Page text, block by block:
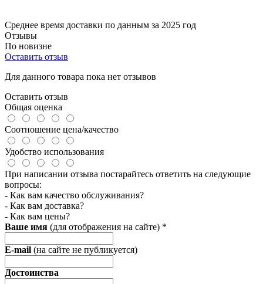
Среднее время доставки по данным за 2025 год
Отзывы
По новизне
Оставить отзыв
Для данного товара пока нет отзывов
Оставить отзыв
Общая оценка
Соотношение цена/качество
Удобство использования
При написании отзыва постарайтесь ответить на следующие
вопросы:
- Как вам качество обслуживания?
- Как вам доставка?
- Как вам цены?
Ваше имя (для отображения на сайте) *
E-mail (на сайте не публикуется)
Достоинства